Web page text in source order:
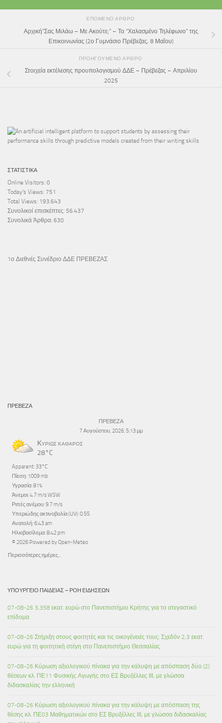
ΕΠΌΜΕΝΟ ΆΡΘΡΟ
Αρχική”Σας Μιλάω – Με Ακούτε;” – Το “Χαλασμένο Τηλέφωνο” της
Επικοινωνίας (2ο Γυμνάσιο Πρέβεζας, 8 Μαΐου)
ΠΡΟΗΓΟΎΜΕΝΟ ΆΡΘΡΟ
Στοιχεία εκτέλεσης προυπολογισμού ΔΔΕ – Πρέβεζας – Απριλίου
2025
ΣΤΑΤΙΣΤΙΚΆ
Online Visitors: 0
Today's Views: 751
Total Views: 193.643
Συνολικοί επισκέπτες: 56.437
Συνολικά Άρθρα: 630
1ο Διεθνές Συνέδριο ΔΔΕ ΠΡΕΒΕΖΑΣ
ΠΡΕΒΕΖΑ
ΠΡΕΒΕΖΑ
7 Αυγούστου, 2026, 5:13 μμ
Κυρίως καθαρός
28°C
Apparent: 33°C
Πίεση: 1009 mb
Υγρασία: 81%
Άνεμοι: 4.7 m/s WSW
Ριπές ανέμου: 9.7 m/s
Υπεριώδης ακτινοβολία (UV): 0.55
Ανατολή: 6:43 am
Ηλιοβασίλεμα: 8:42 pm
© 2026 Powered by Open-Meteo
Περισσότερες ημέρες...
ΥΠΟΥΡΓΕΊΟ ΠΑΙΔΕΊΑΣ – ΡΟΉ ΕΙΔΉΣΕΩΝ
07-08-26 3,358 εκατ. ευρώ στο Πανεπιστήμιο Κρήτης για το στεγαστικό
επίδομα
07-08-26 Στήριξη στους φοιτητές και τις οικογένειές τους: Σχεδόν 2,3 εκατ.
ευρώ για τη φοιτητική στέγη στο Πανεπιστήμιο Θεσσαλίας
07-08-26 Κύρωση αξιολογικού πίνακα για την κάλυψη με απόσπαση δύο (2)
θέσεων κλ. ΠΕ11 Φυσικής Αγωγής στο ΕΣ Βρυξέλλες ΙΙΙ, με γλώσσα
διδασκαλίας την ελληνική
07-08-26 Κύρωση αξιολογικού πίνακα για την κάλυψη με απόσπαση της
θέσης κλ. ΠΕ03 Μαθηματικών στο ΕΣ Βρυξέλλες ΙΙΙ, με γλώσσα διδασκαλίας